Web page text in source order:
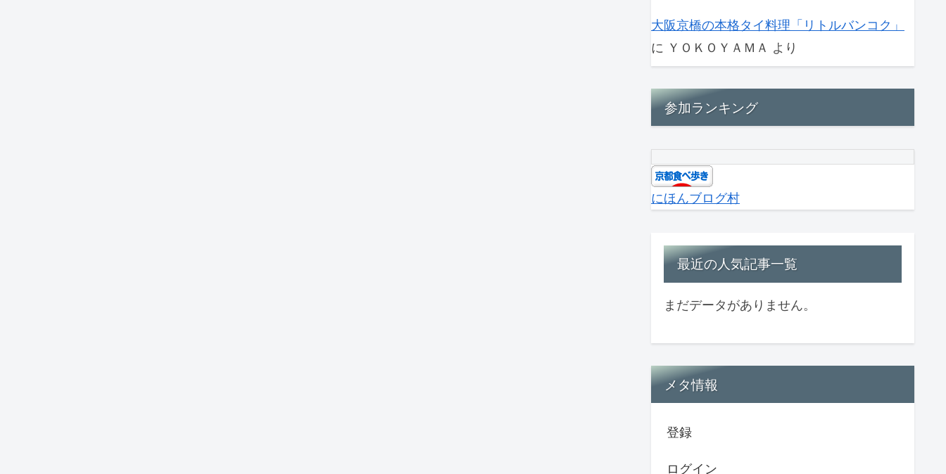
大阪京橋の本格タイ料理「リトルバンコク」
に ＹＯＫＯＹＡＭＡ より
参加ランキング
にほんブログ村
最近の人気記事一覧
まだデータがありません。
メタ情報
登録
ログイン